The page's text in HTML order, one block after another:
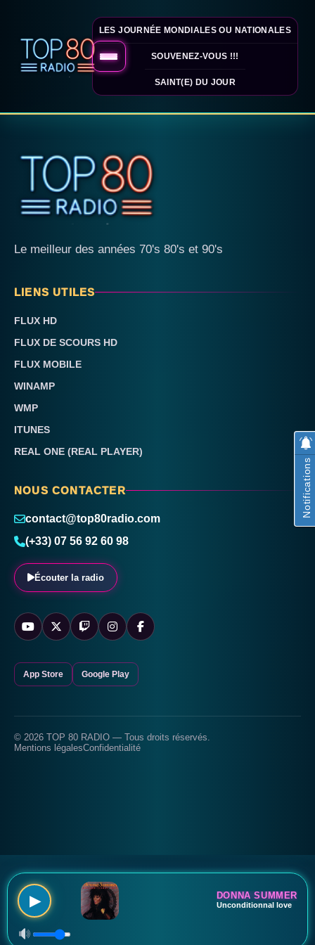
LES JOURNÉE MONDIALES OU NATIONALES
SOUVENEZ-VOUS !!!
SAINT(E) DU JOUR
▶ DONNA SUMMER
Unconditionnal love
Le meilleur des années 70's 80's et 90's
LIENS UTILES
FLUX HD
FLUX DE SCOURS HD
FLUX MOBILE
WINAMP
WMP
ITUNES
REAL ONE (REAL PLAYER)
NOUS CONTACTER
contact@top80radio.com
(+33) 07 56 92 60 98
Écouter la radio
App Store Google Play
© 2026 TOP 80 RADIO — Tous droits réservés.
Mentions légalesConfidentialité
Notifications